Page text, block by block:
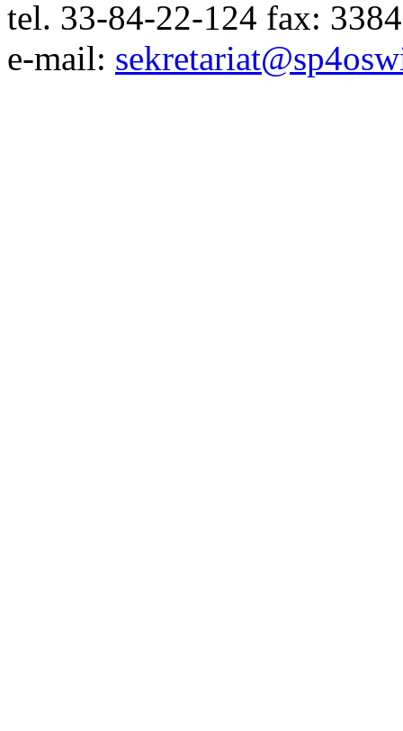
tel. 33-84-22-124 fax:
e-mail: